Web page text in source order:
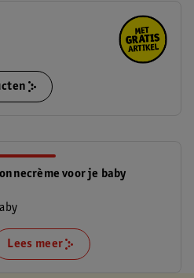
voor je baby
Lees meer